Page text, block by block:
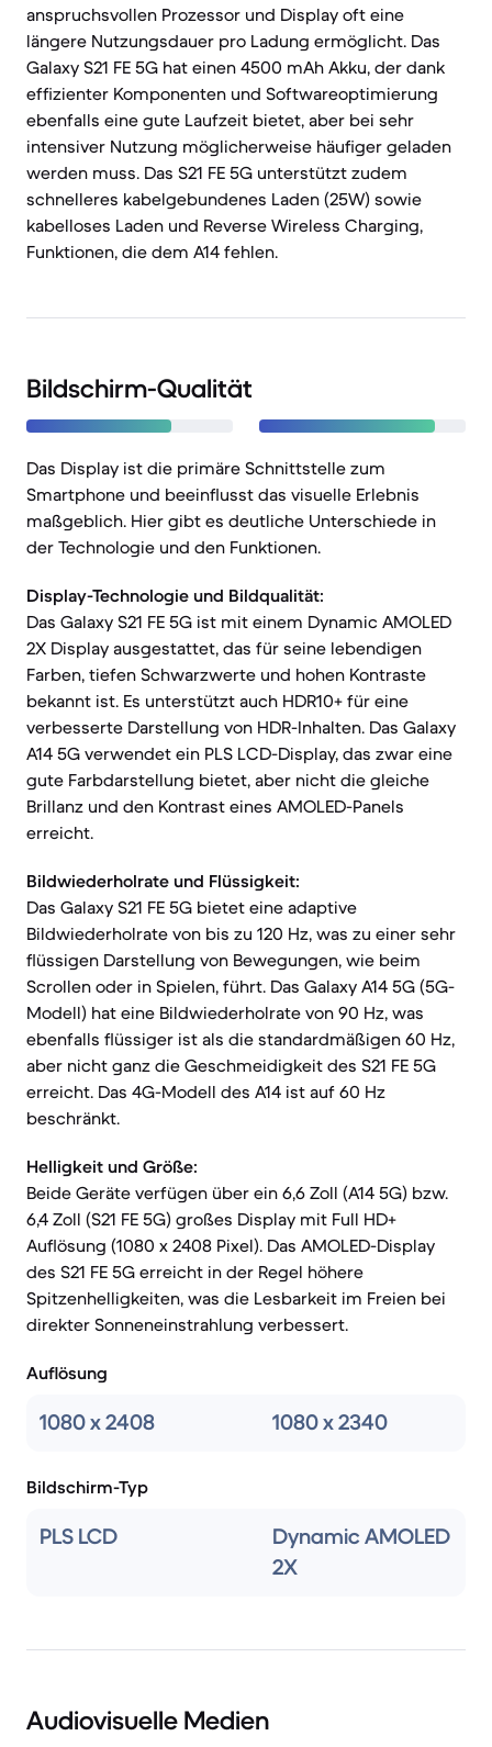
anspruchsvollen Prozessor und Display oft eine
längere Nutzungsdauer pro Ladung ermöglicht. Das
Galaxy S21 FE 5G hat einen 4500 mAh Akku, der dank
effizienter Komponenten und Softwareoptimierung
ebenfalls eine gute Laufzeit bietet, aber bei sehr
intensiver Nutzung möglicherweise häufiger geladen
werden muss. Das S21 FE 5G unterstützt zudem
schnelleres kabelgebundenes Laden (25W) sowie
kabelloses Laden und Reverse Wireless Charging,
Funktionen, die dem A14 fehlen.
Bildschirm-Qualität
Das Display ist die primäre Schnittstelle zum
Smartphone und beeinflusst das visuelle Erlebnis
maßgeblich. Hier gibt es deutliche Unterschiede in
der Technologie und den Funktionen.
Display-Technologie und Bildqualität:
Das Galaxy S21 FE 5G ist mit einem Dynamic AMOLED
2X Display ausgestattet, das für seine lebendigen
Farben, tiefen Schwarzwerte und hohen Kontraste
bekannt ist. Es unterstützt auch HDR10+ für eine
verbesserte Darstellung von HDR-Inhalten. Das Galaxy
A14 5G verwendet ein PLS LCD-Display, das zwar eine
gute Farbdarstellung bietet, aber nicht die gleiche
Brillanz und den Kontrast eines AMOLED-Panels
erreicht.
Bildwiederholrate und Flüssigkeit:
Das Galaxy S21 FE 5G bietet eine adaptive
Bildwiederholrate von bis zu 120 Hz, was zu einer sehr
flüssigen Darstellung von Bewegungen, wie beim
Scrollen oder in Spielen, führt. Das Galaxy A14 5G (5G-
Modell) hat eine Bildwiederholrate von 90 Hz, was
ebenfalls flüssiger ist als die standardmäßigen 60 Hz,
aber nicht ganz die Geschmeidigkeit des S21 FE 5G
erreicht. Das 4G-Modell des A14 ist auf 60 Hz
beschränkt.
Helligkeit und Größe:
Beide Geräte verfügen über ein 6,6 Zoll (A14 5G) bzw.
6,4 Zoll (S21 FE 5G) großes Display mit Full HD+
Auflösung (1080 x 2408 Pixel). Das AMOLED-Display
des S21 FE 5G erreicht in der Regel höhere
Spitzenhelligkeiten, was die Lesbarkeit im Freien bei
direkter Sonneneinstrahlung verbessert.
Auflösung
1080 x 2408 1080 x 2340
Bildschirm-Typ
PLS LCD
Dynamic AMOLED
2X
Audiovisuelle Medien